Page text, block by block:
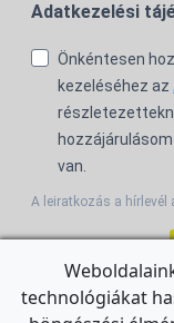
Adatkezelési
Önkéntesen
kezeléséhez az
van.
A leiratkozás a hírlevél
For the English
technológiákat